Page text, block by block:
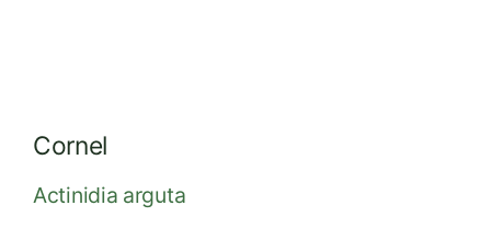
Cornel
Actinidia arguta